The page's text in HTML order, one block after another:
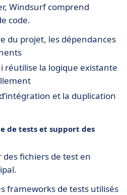
Windsurf comprend
code.
du projet, les dépendances
réutilise la logique existante
et la duplication
de tests et support des
fichiers de test en
frameworks de tests utilisés